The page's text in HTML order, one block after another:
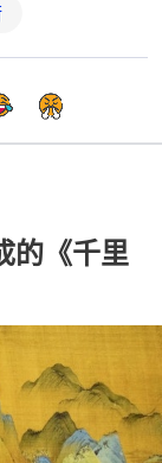
的《千里